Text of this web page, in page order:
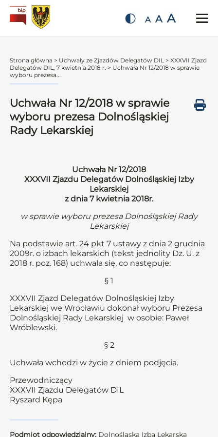
A A A
Strona główna > Uchwały ze Zjazdów Delegatów DIL > XXXVII Zjazd
Delegatów DIL, 7 kwietnia 2018 r. > Uchwała Nr 12/2018 w sprawie
wyboru prezesa...
Uchwała Nr 12/2018 w sprawie
wyboru prezesa Dolnośląskiej
Rady Lekarskiej
Uchwała Nr 12/2018
XXXVII Zjazdu Delegatów Dolnośląskiej Izby
Lekarskiej
z dnia 7 kwietnia 2018r.
w sprawie wyboru prezesa Dolnośląskiej Rady
Lekarskiej
Na podstawie art. 24 pkt 7 ustawy z dnia 2 grudnia
2009r. o izbach lekarskich (tekst jednolity Dz. U. z
2018 r. poz. 168) uchwala się, co następuje:
§ 1
XXXVII Zjazd Delegatów Dolnośląskiej Izby
Lekarskiej we Wrocławiu dokonał wyboru Prezesa
Dolnośląskiej Rady Lekarskiej w osobie: Paweł
Wróblewski.
§ 2
Uchwała wchodzi w życie z dniem podjęcia.
Przewodniczący
XXXVII Zjazdu Delegatów DIL
Ryszard Kępa
Podmiot odpowiedzialny: Dolnośląska Izba Lekarska